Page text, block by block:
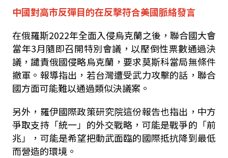
中國對高市反彈目的在反擊符合美國脈絡發言
在俄羅斯2022年全面入侵烏克蘭之後，聯合國大會
當年3月隨即召開特別會議，以壓倒性票數通過決
議，譴責俄國侵略烏克蘭，要求莫斯科當局無條件
撤軍。報導指出，若台灣遭受武力攻擊的話，聯合
國方面可能難以通過類似決議案。
另外，羅伊國際政策研究院這份報告也指出，中方
爭取支持「統一」的外交戰略，可能是戰爭的「前
兆」，可能是希望把動武面臨的國際抵抗降到最低
而營造的環境。